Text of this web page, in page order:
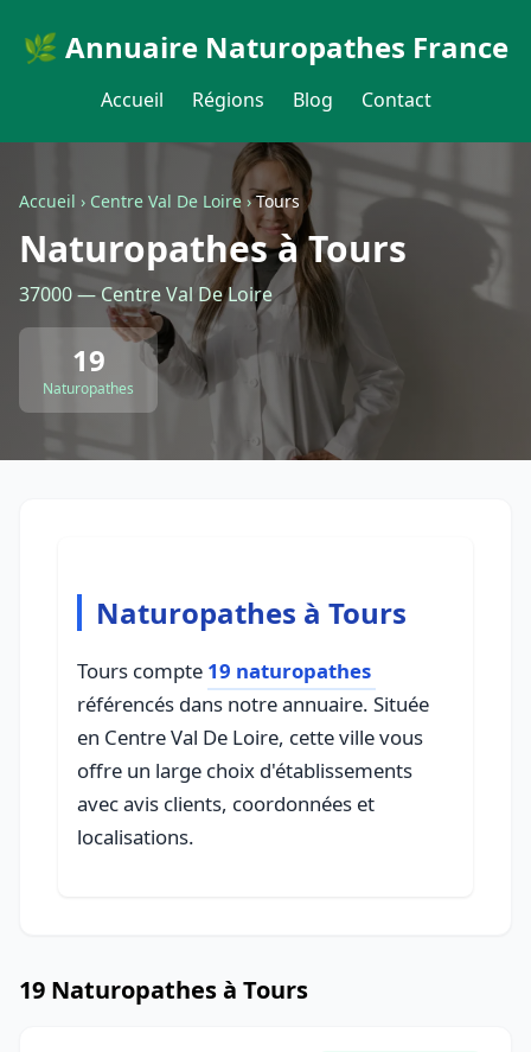
🌿 Annuaire Naturopathes France
Accueil Régions Blog Contact
Accueil › Centre Val De Loire ›Tours
Naturopathes à Tours
37000 — Centre Val De Loire
19
Naturopathes
Naturopathes à Tours
Tours compte 19 naturopathes
référencés dans notre annuaire. Située
en Centre Val De Loire, cette ville vous
offre un large choix d'établissements
avec avis clients, coordonnées et
localisations.
19 Naturopathes à Tours